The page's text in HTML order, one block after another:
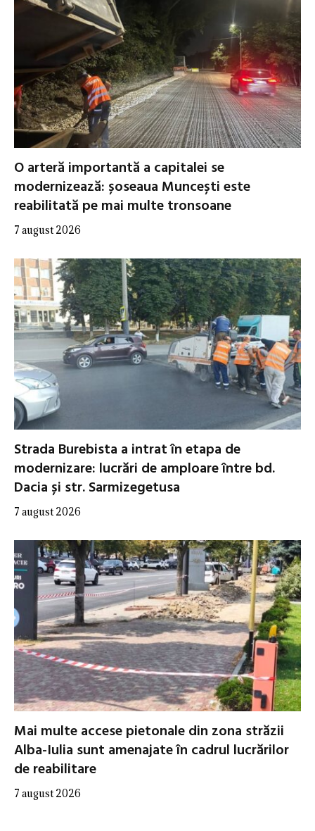
O arteră importantă a capitalei se
modernizează: șoseaua Muncești este
reabilitată pe mai multe tronsoane
7 august 2026
Strada Burebista a intrat în etapa de
modernizare: lucrări de amploare între bd.
Dacia și str. Sarmizegetusa
7 august 2026
Mai multe accese pietonale din zona străzii
Alba-Iulia sunt amenajate în cadrul lucrărilor
de reabilitare
7 august 2026